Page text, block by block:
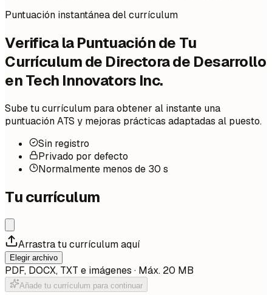
Puntuación instantánea del currículum
Verifica la Puntuación de Tu
Currículum de Directora de Desarrollo
en Tech Innovators Inc.
Sube tu currículum para obtener al instante una
puntuación ATS y mejoras prácticas adaptadas al puesto.
Sin registro
Privado por defecto
Normalmente menos de 30 s
Tu currículum
Arrastra tu currículum aquí
Elegir archivo
PDF, DOCX, TXT e imágenes · Máx. 20 MB
Añade tu currículum para continuar